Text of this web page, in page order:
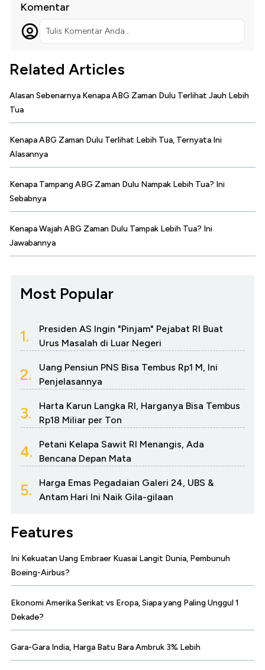
Komentar
Tulis Komentar Anda...
Related Articles
Alasan Sebenarnya Kenapa ABG Zaman Dulu Terlihat Jauh Lebih
Tua
Kenapa ABG Zaman Dulu Terlihat Lebih Tua, Ternyata Ini
Alasannya
Kenapa Tampang ABG Zaman Dulu Nampak Lebih Tua? Ini
Sebabnya
Kenapa Wajah ABG Zaman Dulu Tampak Lebih Tua? Ini
Jawabannya
Most Popular
1.
Presiden AS Ingin "Pinjam" Pejabat RI Buat
Urus Masalah di Luar Negeri
2.
Uang Pensiun PNS Bisa Tembus Rp1 M, Ini
Penjelasannya
3.
Harta Karun Langka RI, Harganya Bisa Tembus
Rp18 Miliar per Ton
4.
Petani Kelapa Sawit RI Menangis, Ada
Bencana Depan Mata
5.
Harga Emas Pegadaian Galeri 24, UBS &
Antam Hari Ini Naik Gila-gilaan
Features
Ini Kekuatan Uang Embraer Kuasai Langit Dunia, Pembunuh
Boeing-Airbus?
Ekonomi Amerika Serikat vs Eropa, Siapa yang Paling Unggul 1
Dekade?
Gara-Gara India, Harga Batu Bara Ambruk 3% Lebih